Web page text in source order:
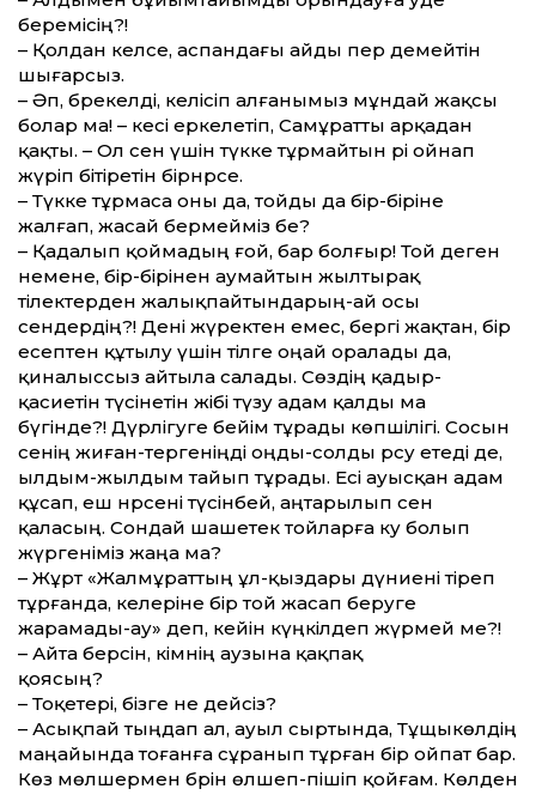
беремісің?!
– Қолдан келсе, аспандағы айды әпер демейтін
шығарсыз.
– Әп, бәрекелді, келісіп алғанымыз мұндай жақсы
болар ма! – әкесі еркелетіп, Самұратты арқадан
қақты. – Ол сен үшін түкке тұрмайтын әрі ойнап
жүріп бітіретін бірнәрсе.
– Түкке тұрмаса оны да, тойды да бір-біріне
жалғап, жасай бермейміз бе?
– Қадалып қоймадың ғой, бар болғыр! Той деген
немене, бір-бірінен аумайтын жылтырақ
тілектерден жалықпайтындарың-ай осы
сендердің?! Дені жүректен емес, бергі жақтан, бір
есептен құтылу үшін тілге оңай оралады да,
қиналыссыз айтыла салады. Сөздің қадыр-
қасиетін түсінетін жібі түзу адам қалды ма
бүгінде?! Дүрлігуге бейім тұрады көпшілігі. Сосын
сенің жиған-тергеніңді оңды-солды рәсуә етеді де,
ылдым-жылдым тайып тұрады. Есі ауысқан адам
құсап, еш нәрсені түсінбей, аңтарылып сен
қаласың. Сондай шашетек тойларға куә болып
жүргеніміз жаңа ма?
– Жұрт «Жалмұраттың ұл-қыздары дүниені тіреп
тұрғанда, әкелеріне бір той жасап беруге
жарамады-ау» деп, кейін күңкілдеп жүрмей ме?!
– Айта берсін, кімнің аузына қақпақ
қоясың?
– Тоқетері, бізге не дейсіз?
– Асықпай тыңдап ал, ауыл сыртында, Тұщыкөлдің
маңайында тоғанға сұранып тұрған бір ойпат бар.
Көз мөлшермен бәрін өлшеп-пішіп қойғам. Көлден